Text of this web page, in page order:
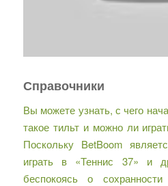
Справочники
Вы можете узнать, с чего
такое тильт и можно ли
Поскольку BetBoom
играть в «Теннис 37» и
беспокоясь о